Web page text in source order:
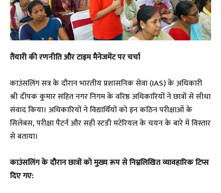
तैयारी की रणनीति और टाइम मैनेजमेंट पर चर्चा
काउंसलिंग सत्र के दौरान भारतीय प्रशासनिक सेवा (IAS) के अधिकारी
श्री दीपक कुमार सहित नगर निगम के वरिष्ठ अधिकारियों ने छात्रों से सीधा
संवाद किया। अधिकारियों ने विद्यार्थियों को इन कठिन परीक्षाओं के
सिलेबस, परीक्षा पैटर्न और सही स्टडी मटेरियल के चयन के बारे में विस्तार
से बताया।
काउंसलिंग के दौरान छात्रों को मुख्य रूप से निम्नलिखित व्यावहारिक टिप्स
दिए गए: